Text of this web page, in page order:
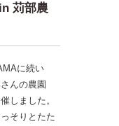
苅部農
に続い
んの農園
しました。
そりとたた